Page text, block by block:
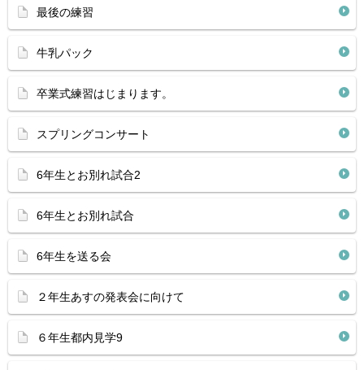
最後の練習
牛乳パック
卒業式練習はじまります。
スプリングコンサート
6年生とお別れ試合2
6年生とお別れ試合
6年生を送る会
２年生あすの発表会に向けて
６年生都内見学9